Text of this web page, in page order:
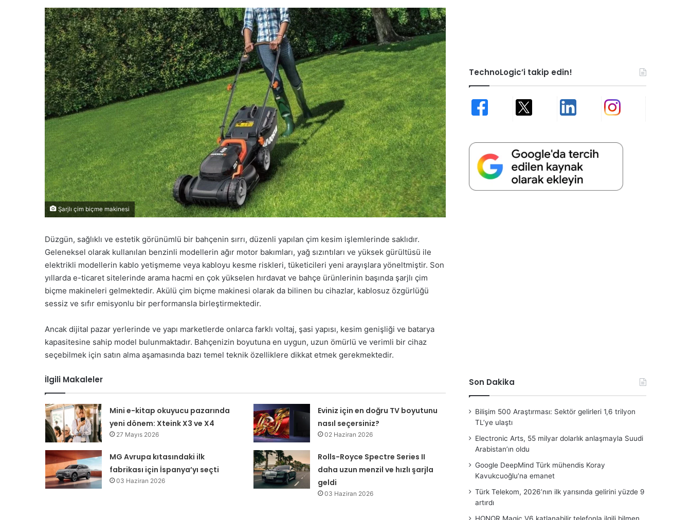
Şarjlı çim biçme makinesi
Düzgün, sağlıklı ve estetik görünümlü bir bahçenin sırrı, düzenli yapılan çim kesim işlemlerinde saklıdır.
Geleneksel olarak kullanılan benzinli modellerin ağır motor bakımları, yağ sızıntıları ve yüksek gürültüsü ile
elektrikli modellerin kablo yetişmeme veya kabloyu kesme riskleri, tüketicileri yeni arayışlara yöneltmiştir. Son
yıllarda e-ticaret sitelerinde arama hacmi en çok yükselen hırdavat ve bahçe ürünlerinin başında şarjlı çim
biçme makineleri gelmektedir. Akülü çim biçme makinesi olarak da bilinen bu cihazlar, kablosuz özgürlüğü
sessiz ve sıfır emisyonlu bir performansla birleştirmektedir.
Ancak dijital pazar yerlerinde ve yapı marketlerde onlarca farklı voltaj, şasi yapısı, kesim genişliği ve batarya
kapasitesine sahip model bulunmaktadır. Bahçenizin boyutuna en uygun, uzun ömürlü ve verimli bir cihaz
seçebilmek için satın alma aşamasında bazı temel teknik özelliklere dikkat etmek gerekmektedir.
İlgili Makaleler
Mini e-kitap okuyucu pazarında
yeni dönem: Xteink X3 ve X4
27 Mayıs 2026
Eviniz için en doğru TV boyutunu
nasıl seçersiniz?
02 Haziran 2026
MG Avrupa kıtasındaki ilk
fabrikası için İspanya’yı seçti
03 Haziran 2026
Rolls-Royce Spectre Series II
daha uzun menzil ve hızlı şarjla
geldi
03 Haziran 2026
TechnoLogic’i takip edin!
Son Dakika
Bilişim 500 Araştırması: Sektör gelirleri 1,6 trilyon
TL’ye ulaştı
Electronic Arts, 55 milyar dolarlık anlaşmayla Suudi
Arabistan’ın oldu
Google DeepMind Türk mühendis Koray
Kavukcuoğlu’na emanet
Türk Telekom, 2026’nın ilk yarısında gelirini yüzde 9
artırdı
HONOR Magic V6 katlanabilir telefonla ilgili bilmen